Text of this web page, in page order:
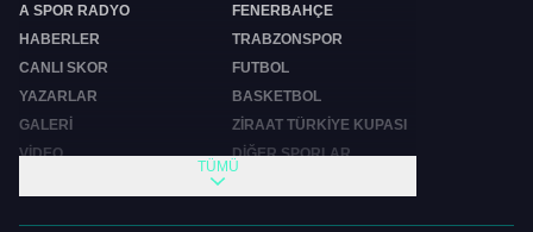
A SPOR RADYO
HABERLER
CANLI SKOR
YAZARLAR
GALERİ
VİDEO
FENERBAHÇE
TRABZONSPOR
FUTBOL
BASKETBOL
ZİRAAT TÜRKİYE KUPASI
DİĞER SPORLAR
TÜMÜ